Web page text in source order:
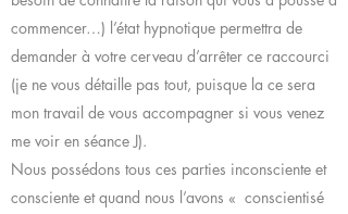
commencer…) l’état hypnotique permettra de
demander à votre cerveau d’arrêter ce raccourci
(je ne vous détaille pas tout, puisque la ce sera
mon travail de vous accompagner si vous venez
me voir en séance J).
Nous possédons tous ces parties inconsciente et
consciente et quand nous l’avons « conscientisé